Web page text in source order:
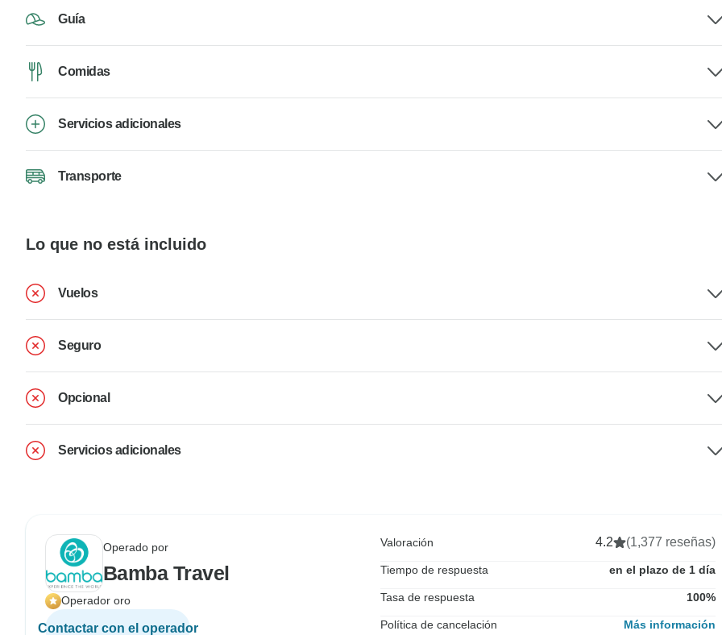
Guía
Comidas
Servicios adicionales
Transporte
Lo que no está incluido
Vuelos
Seguro
Opcional
Servicios adicionales
Operado por
Bamba Travel
Operador oro
Contactar con el operador
Valoración 4.2 (1,377 reseñas)
Tiempo de respuesta en el plazo de 1 día
Tasa de respuesta 100%
Política de cancelación Más información